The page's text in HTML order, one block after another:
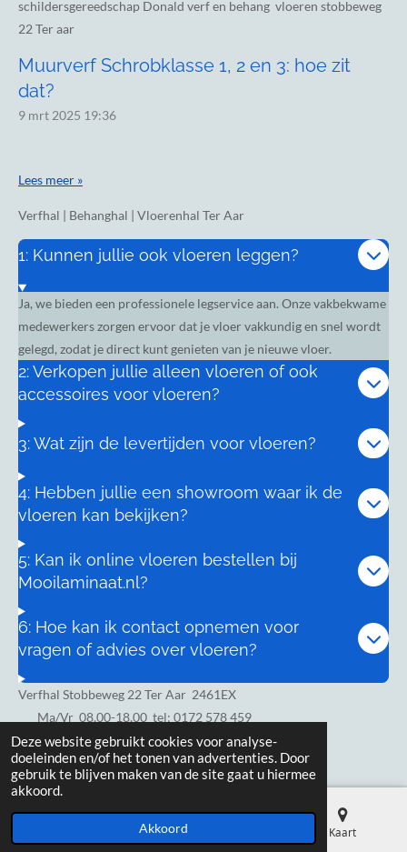
Deze website gebruikt cookies voor analyse-
doeleinden en/of het tonen van advertenties. Door
gebruik te blijven maken van de site gaat u hiermee
akkoord.
Akkoord
schildersgereedschap Donald verf en behang vloeren stobbeweg
22 Ter aar
Muurverf Schrobklasse 1, 2 en 3: hoe zit
dat?
9 mrt 2025 19:36
Lees meer »
Verfhal | Behanghal | Vloerenhal Ter Aar
1: Kunnen jullie ook vloeren leggen?
Ja, we bieden een professionele legservice aan. Onze vakbekwame
medewerkers zorgen ervoor dat je vloer vakkundig en snel wordt
gelegd, zodat je direct kunt genieten van je nieuwe vloer.
2: Verkopen jullie alleen vloeren of ook
accessoires voor vloeren?
3: Wat zijn de levertijden voor vloeren?
4: Hebben jullie een showroom waar ik de
vloeren kan bekijken?
5: Kan ik online vloeren bestellen bij
Mooilaminaat.nl?
6: Hoe kan ik contact opnemen voor
vragen of advies over vloeren?
Verfhal Stobbeweg 22 Ter Aar 2461EX
Ma/Vr 08.00-18.00 tel: 0172 578 459
Zaterdag 8.00-17.00
Telefoonnummer Kaart